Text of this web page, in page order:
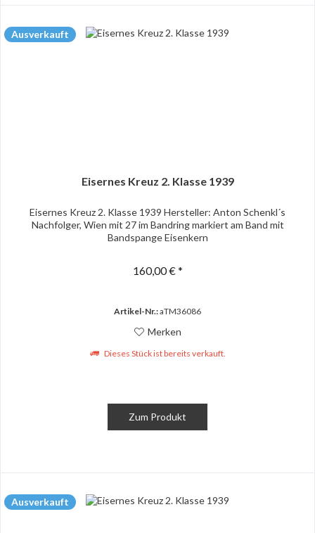
Ausverkauft
Eisernes Kreuz 2. Klasse 1939
Eisernes Kreuz 2. Klasse 1939 Hersteller: Anton Schenkl´s
Nachfolger, Wien mit 27 im Bandring markiert am Band mit
Bandspange Eisenkern
160,00 € *
Artikel-Nr.:aTM36086
Merken
Dieses Stück ist bereits verkauft.
Zum Produkt
Ausverkauft